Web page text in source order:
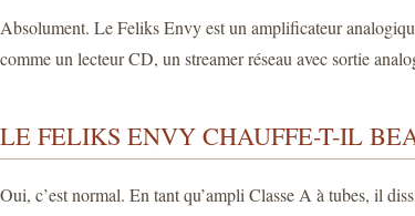
Absolument. Le Feliks Envy est un amplificateur
comme un lecteur CD, un streamer réseau avec sortie
LE FELIKS ENVY CHAUFFE-T-IL
Oui, c’est normal. En tant qu’ampli Classe A à tubes, il